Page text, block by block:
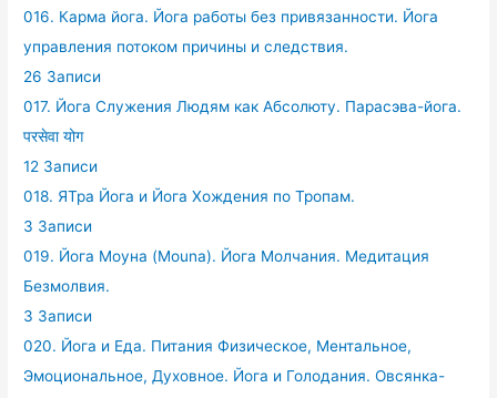
016. Карма йога. Йога работы без привязанности. Йога
управления потоком причины и следствия.
26 Записи
017. Йога Служения Людям как Абсолюту. Парасэва-йога.
परसेवा योग
12 Записи
018. ЯТра Йога и Йога Хождения по Тропам.
3 Записи
019. Йога Моуна (Mouna). Йога Молчания. Медитация
Безмолвия.
3 Записи
020. Йога и Еда. Питания Физическое, Ментальное,
Эмоциональное, Духовное. Йога и Голодания. Овсянка-